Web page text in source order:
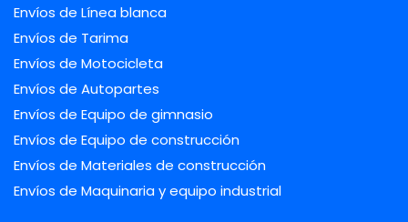
Envíos de Línea blanca
Envíos de Tarima
Envíos de Motocicleta
Envíos de Autopartes
Envíos de Equipo de gimnasio
Envíos de Equipo de construcción
Envíos de Materiales de construcción
Envíos de Maquinaria y equipo industrial